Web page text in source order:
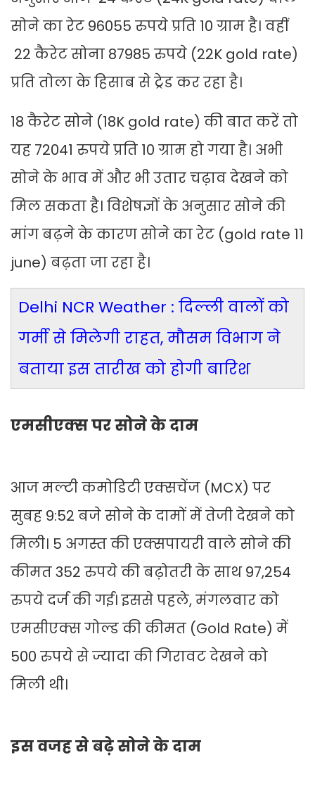
सोने का रेट 96055 रुपये प्रति 10 ग्राम है। वहीं
22 कैरेट सोना 87985 रुपये (22K gold rate)
प्रति तोला के हिसाब से ट्रेड कर रहा है।
18 कैरेट सोने (18K gold rate) की बात करें तो
यह 72041 रुपये प्रति 10 ग्राम हो गया है। अभी
सोने के भाव में और भी उतार चढ़ाव देखने को
मिल सकता है। विशेषज्ञों के अनुसार सोने की
मांग बढ़ने के कारण सोने का रेट (gold rate 11
june) बढ़ता जा रहा है।
Delhi NCR Weather : दिल्ली वालों को
गर्मी से मिलेगी राहत, मौसम विभाग ने
बताया इस तारीख को होगी बारिश
एमसीएक्स पर सोने के दाम
आज मल्टी कमोडिटी एक्सचेंज (MCX) पर
सुबह 9:52 बजे सोने के दामों में तेजी देखने को
मिली। 5 अगस्त की एक्सपायरी वाले सोने की
कीमत 352 रुपये की बढ़ोतरी के साथ 97,254
रुपये दर्ज की गई। इससे पहले, मंगलवार को
एमसीएक्स गोल्ड की कीमत (Gold Rate) में
500 रुपये से ज्यादा की गिरावट देखने को
मिली थी।
इस वजह से बढ़े सोने के दाम